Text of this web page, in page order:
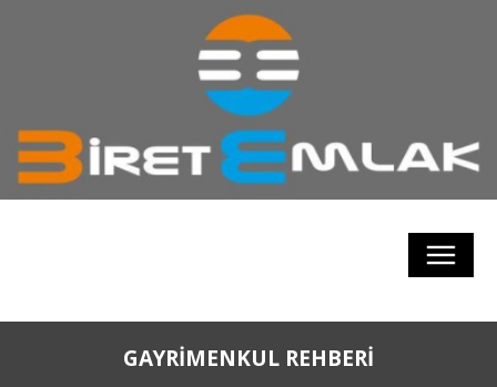
GAYRİMENKUL REHBERİ